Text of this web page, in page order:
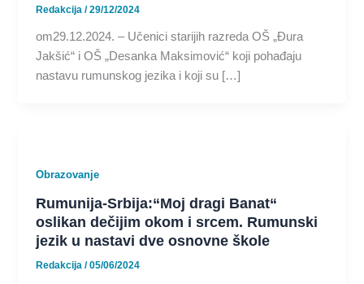
Redakcija/29/12/2024
om29.12.2024. – Učenici starijih razreda OŠ „Đura
Jakšić“ i OŠ „Desanka Maksimović“ koji pohađaju
nastavu rumunskog jezika i koji su […]
Obrazovanje
Rumunija-Srbija:“Moj dragi Banat“
oslikan dečijim okom i srcem. Rumunski
jezik u nastavi dve osnovne škole
Redakcija/05/06/2024